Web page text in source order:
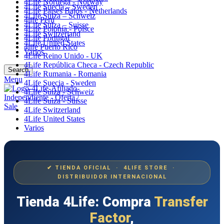
4Life Suecia – Sweden
4Life Suiza – Schweiz
4Life Suiza – Suisse
4Life Switzerland
4Life United States
Varios
Search
Menu
4Life Noruega - Norway
4Life Paises Bajos - Netherlands
4life Perú
4Life Polonia - Polsce
4Life Portugal
4life Puerto Rico
4Life Reino Unido - UK
4Life República Checa - Czech Republic
4Life Rumania - Romania
4Life Suecia - Sweden
4Life Suiza - Schweiz
4Life Suiza - Suisse
4Life Switzerland
4Life United States
Varios
✔ TIENDA OFICIAL · 4LIFE STORE ·
DISTRIBUIDOR INTERNACIONAL
Tienda 4Life: Compra Transfer
Factor,